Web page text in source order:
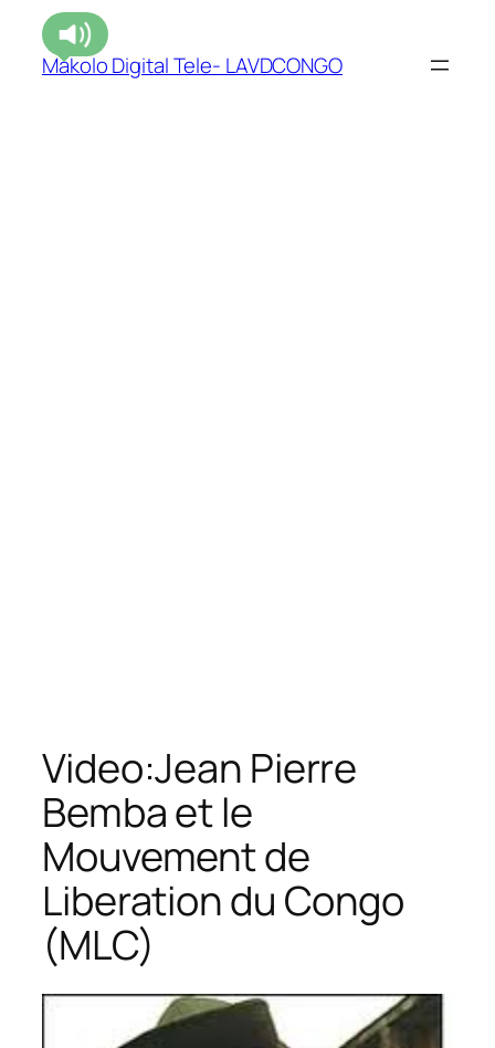
Makolo Digital Tele- LAVDCONGO
Video:Jean Pierre
Bemba et le
Mouvement de
Liberation du Congo
(MLC)